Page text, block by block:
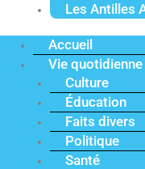
Les Antilles
Accueil
Vie quotidienne
Culture
Éducation
Faits divers
Politique
Santé